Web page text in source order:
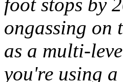
ongassing on
as a multi-
you're using a